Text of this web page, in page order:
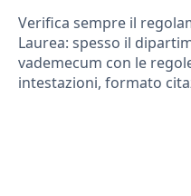
Verifica sempre il
Laurea: spesso il
vademecum con le
intestazioni, formato